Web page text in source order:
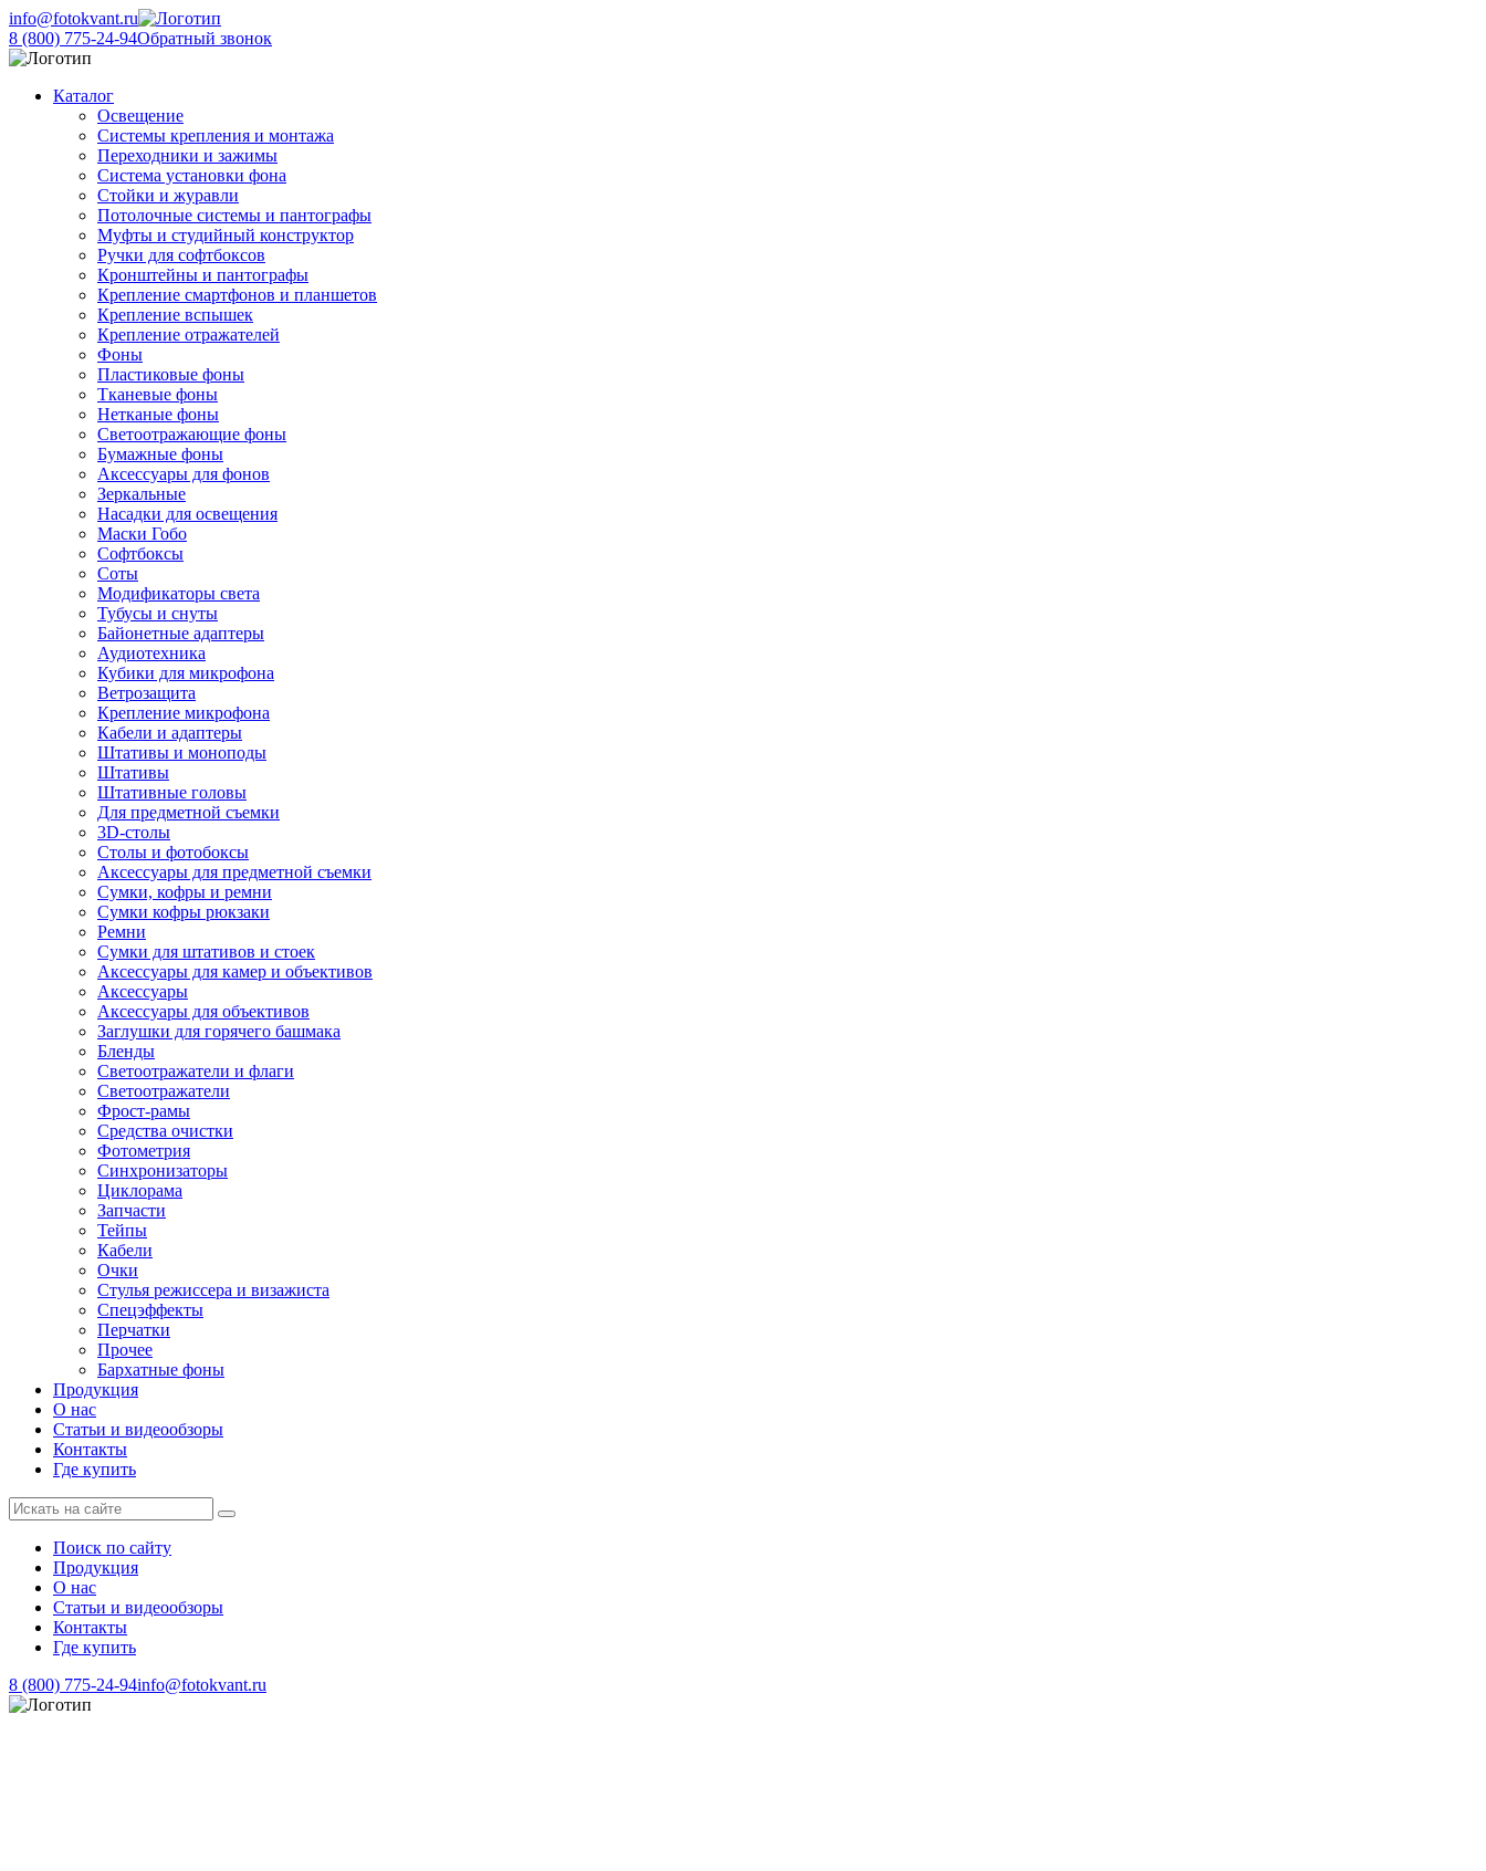
info@fotokvant.ru
8 (800) 775-24-94Обратный звонок
Каталог
Освещение
Системы крепления и монтажа
Переходники и зажимы
Система установки фона
Стойки и журавли
Потолочные системы и пантографы
Муфты и студийный конструктор
Ручки для софтбоксов
Кронштейны и пантографы
Крепление смартфонов и планшетов
Крепление вспышек
Крепление отражателей
Фоны
Пластиковые фоны
Тканевые фоны
Нетканые фоны
Светоотражающие фоны
Бумажные фоны
Аксессуары для фонов
Зеркальные
Насадки для освещения
Маски Гобо
Софтбоксы
Соты
Модификаторы света
Тубусы и снуты
Байонетные адаптеры
Аудиотехника
Кубики для микрофона
Ветрозащита
Крепление микрофона
Кабели и адаптеры
Штативы и моноподы
Штативы
Штативные головы
Для предметной съемки
3D-столы
Столы и фотобоксы
Аксессуары для предметной съемки
Сумки, кофры и ремни
Сумки кофры рюкзаки
Ремни
Сумки для штативов и стоек
Аксессуары для камер и объективов
Аксессуары
Аксессуары для объективов
Заглушки для горячего башмака
Бленды
Светоотражатели и флаги
Светоотражатели
Фрост-рамы
Средства очистки
Фотометрия
Синхронизаторы
Циклорама
Запчасти
Тейпы
Кабели
Очки
Стулья режиссера и визажиста
Спецэффекты
Перчатки
Прочее
Бархатные фоны
Продукция
О нас
Статьи и видеообзоры
Контакты
Где купить
Поиск по сайту
Продукция
О нас
Статьи и видеообзоры
Контакты
Где купить
8 (800) 775-24-94info@fotokvant.ru